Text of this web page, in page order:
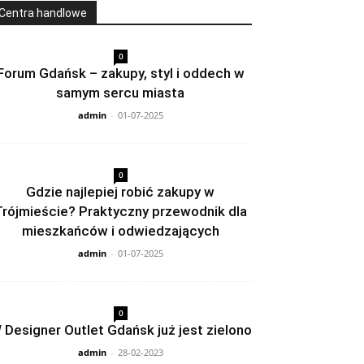
handlowe
0
Gdańsk – zakupy, styl i oddech w
samym sercu miasta
admin - 01-07-2025
0
Gdzie najlepiej robić zakupy w
Praktyczny przewodnik dla
mieszkańców i odwiedzających
admin - 01-07-2025
0
Designer Outlet Gdańsk już jest zielono
admin - 28-02-2023